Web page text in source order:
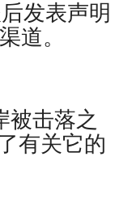
发表声明
道。
被击落之
有关它的